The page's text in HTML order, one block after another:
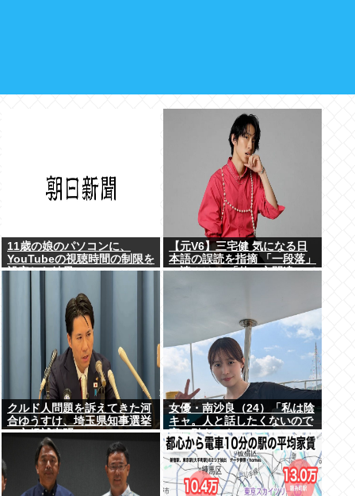
11歳の娘のパソコンに、
YouTubeの視聴時間の制限を
設定した結果
【元V6】三宅健 気になる日
本語の誤読を指摘 「一段落」
の読みは？ 「使い方間違って
クルド人問題を訴えてきた河
合ゆうすけ、埼玉県知事選挙
に立候補表明www
女優・南沙良（24）「私は陰
キャ。人と話したくないので
家に引きこもってPCでアニ
メを観ていたい」